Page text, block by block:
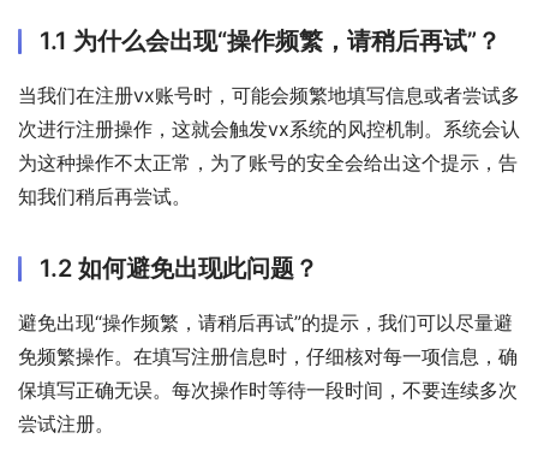
1.1 为什么会出现“操作频繁，请稍后再试”？
当我们在注册vx账号时，可能会频繁地填写信息或者尝试多
次进行注册操作，这就会触发vx系统的风控机制。系统会认
为这种操作不太正常，为了账号的安全会给出这个提示，告
知我们稍后再尝试。
1.2 如何避免出现此问题？
避免出现“操作频繁，请稍后再试”的提示，我们可以尽量避
免频繁操作。在填写注册信息时，仔细核对每一项信息，确
保填写正确无误。每次操作时等待一段时间，不要连续多次
尝试注册。